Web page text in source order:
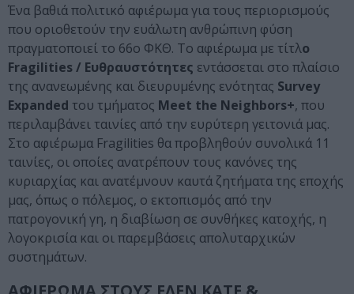
Ένα βαθιά πολιτικό αφιέρωμα για τους περιορισμούς
που οριοθετούν την ευάλωτη ανθρώπινη φύση
πραγματοποιεί το 66ο ΦΚΘ. Το αφιέρωμα με τίτλο
Fragilities / Ευθραυστότητες εντάσσεται στο πλαίσιο
της ανανεωμένης και διευρυμένης ενότητας Survey
Expanded του τμήματος Meet the Neighbors+, που
περιλαμβάνει ταινίες από την ευρύτερη γειτονιά μας.
Στο αφιέρωμα Fragilities θα προβληθούν συνολικά 11
ταινίες, οι οποίες ανατρέπουν τους κανόνες της
κυριαρχίας και ανατέμνουν καυτά ζητήματα της εποχής
μας, όπως ο πόλεμος, ο εκτοπισμός από την
πατρογονική γη, η διαβίωση σε συνθήκες κατοχής, η
λογοκρισία και οι παρεμβάσεις απολυταρχικών
συστημάτων.